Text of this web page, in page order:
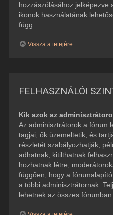
hozzászólásához jelképezve
ikonok használatának
függ.
Vissza a tetejére
FELHASZNÁLÓI
Kik azok az
Az adminisztrátorok a fórum
tagjai, ők üzemeltetik, és
részletét szabályozhatják,
adhatnak, kitilthatnak
hozhatnak létre,
függően, hogy a
a többi adminisztrátornak.
lehetnek az összes fórumban.